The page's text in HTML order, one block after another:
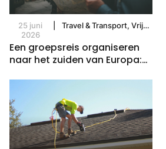
25 juni
2026
Travel & Transport, Vrije
Een groepsreis organiseren
naar het zuiden van Europa: